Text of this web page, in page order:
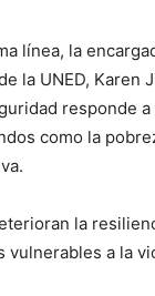
línea, la
la UNED, Karen
responde
como la
la
vulnerables a la